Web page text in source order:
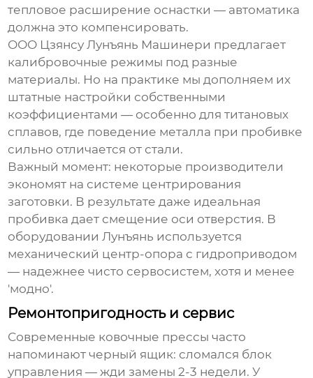
тепловое расширение оснастки — автоматика
должна это компенсировать.
ООО Цзянсу Лунъянь Машинери предлагает
калибровочные режимы под разные
материалы. Но на практике мы дополняем их
штатные настройки собственными
коэффициентами — особенно для титановых
сплавов, где поведение металла при пробивке
сильно отличается от стали.
Важный момент: некоторые производители
экономят на системе центрирования
заготовки. В результате даже идеальная
пробивка дает смещение оси отверстия. В
оборудовании Лунъянь используется
механический центр-опора с гидроприводом
— надежнее чисто сервосистем, хотя и менее
'модно'.
Ремонтопригодность и сервис
Современные ковочные прессы часто
напоминают черный ящик: сломался блок
управления — жди замены 2-3 недели. У